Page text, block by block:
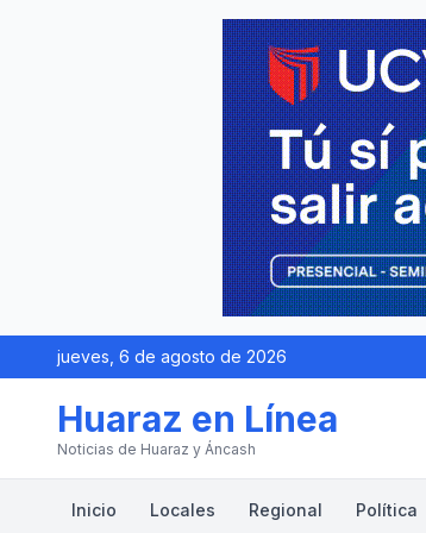
jueves, 6 de agosto de 2026
Huaraz en Línea
Noticias de Huaraz y Áncash
Inicio Locales Regional Política